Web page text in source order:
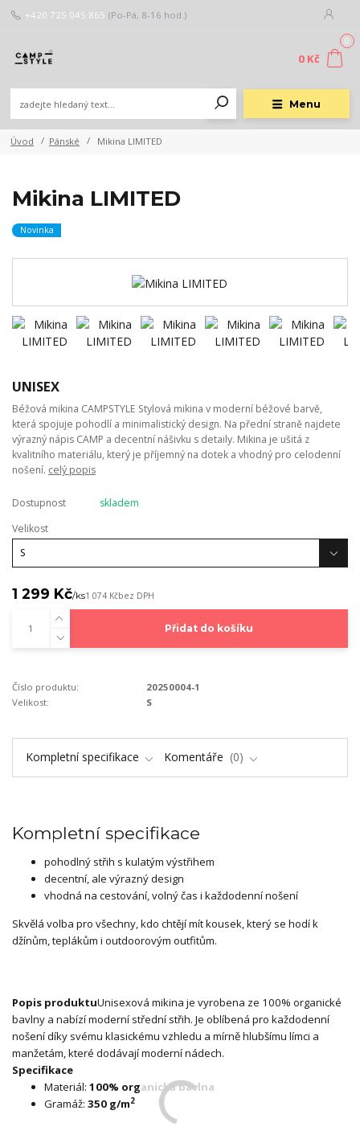
Menu
+420 725 045 865 (Po-Pá, 8-16 hod.)
0
0 Kč
Úvod Pánské Mikina LIMITED
Mikina LIMITED
Novinka
UNISEX
Béžová mikina CAMPSTYLE Stylová mikina v moderní béžové barvě,
která spojuje pohodlí a minimalistický design. Na přední straně najdete
výrazný nápis CAMP a decentní nášivku s detaily. Mikina je ušitá z
kvalitního materiálu, který je příjemný na dotek a vhodný pro celodenní
nošení. celý popis
Dostupnost
skladem
Velikost
1 299 Kč/ks1 074 Kčbez DPH
Přidat do košíku
Číslo produktu:
20250004-1
Velikost:
S
Kompletní specifikace Komentáře 0
Kompletní specifikace
pohodlný střih s kulatým výstřihem
decentní, ale výrazný design
vhodná na cestování, volný čas i každodenní nošení
Skvělá volba pro všechny, kdo chtějí mít kousek, který se hodí k
džínům, teplákům i outdoorovým outfitům.
Popis produktuUnisexová mikina je vyrobena ze 100% organické
bavlny a nabízí moderní střední střih. Je oblíbená pro každodenní
nošení díky svému klasickému vzhledu a mírně hlubšímu límci a
manžetám, které dodávají moderní nádech.
Specifikace
Materiál: 100% organická bavlna
Gramáž: 350 g/m2